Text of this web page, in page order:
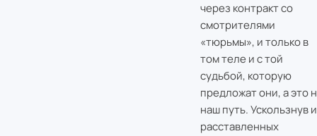
через контракт со
смотрителями
«тюрьмы», и только в
том теле и с той
судьбой, которую
предложат они, а это
наш путь. Ускользнув
расставленных